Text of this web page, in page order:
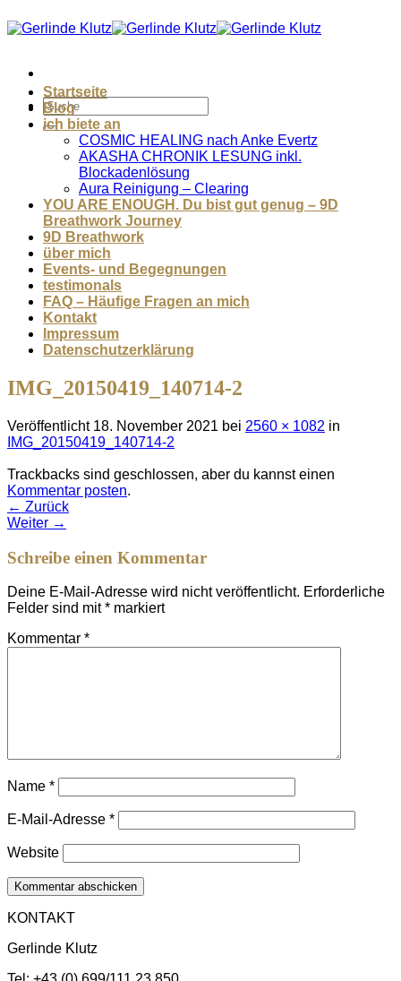
Inhalt
Startseite
Blog
ich biete an
COSMIC HEALING nach Anke Evertz
AKASHA CHRONIK LESUNG inkl.
Blockadenlösung
Aura Reinigung – Clearing
YOU ARE ENOUGH. Du bist gut genug – 9D
Breathwork Journey
9D Breathwork
über mich
Events- und Begegnungen
testimonals
FAQ – Häufige Fragen an mich
Kontakt
Impressum
Datenschutzerklärung
IMG_20150419_140714-2
Veröffentlicht 18. November 2021 bei 2560 × 1082 in
IMG_20150419_140714-2
Trackbacks sind geschlossen, aber du kannst einen
Kommentar posten.
← Zurück
Weiter →
Schreibe einen Kommentar
Deine E-Mail-Adresse wird nicht veröffentlicht. Erforderliche
Felder sind mit* markiert
Kommentar *
Name *
E-Mail-Adresse *
Website
KONTAKT
Gerlinde Klutz